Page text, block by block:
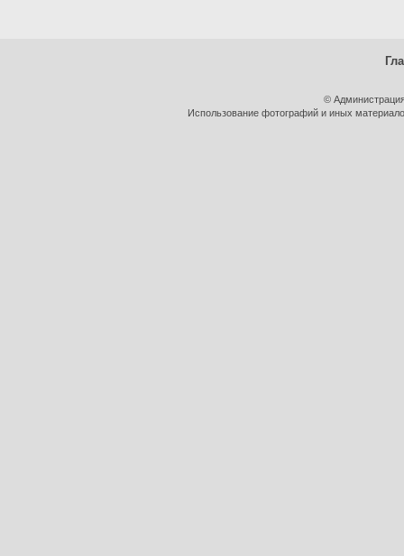
©
Использование фотографий и иных